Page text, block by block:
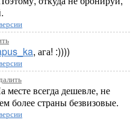
, ага! :))))
месте всегда дешевле, не
более страны безвизовые.